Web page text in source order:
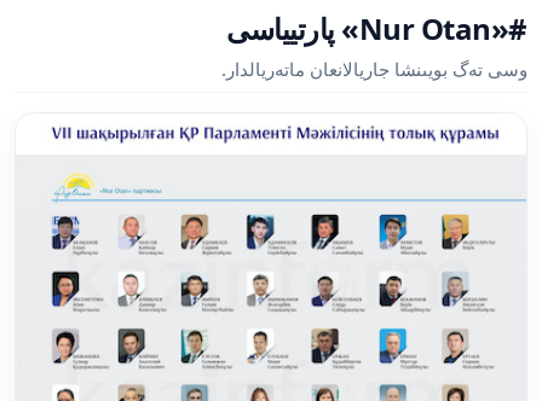
#«Nur Otan» پارتيياسى
وسى تەگ بويىنشا جاريالانعان ماتەريالدار.